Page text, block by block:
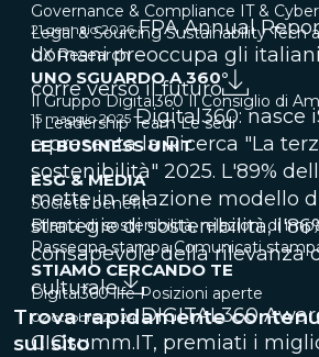
Governance & Compliance IT &
Legal & Sourcing Sustainability Tech
UX Research
UNO SGUARDO A 360°
Il Gruppo Digital360 Il Consiglio di
Il Leadership Team Le sedi
LE BUSINESS UNIT
ESG & MEDIA
Società benefit
Bilanci di sostenibilità, relazioni di
Rassegna stampa Comunicati
STIAMO CERCANDO TE
Digital360 life Posizioni aperte
Trova rapidamente
sul sito
21 gennaio 2026 FPA Annual
domani preoccupa gli
corre verso il futuro
15 maggio 2025 Digital360: nasce
e presenta la Ricerca "La
sostenibilità" 2025. L'89%
mette in relazione modello
strategie di sostenibilità,
consapevole della rilevanza
culturale
02 ottobre 2024 DIGITAL360
CIOsumm.IT, premiati i